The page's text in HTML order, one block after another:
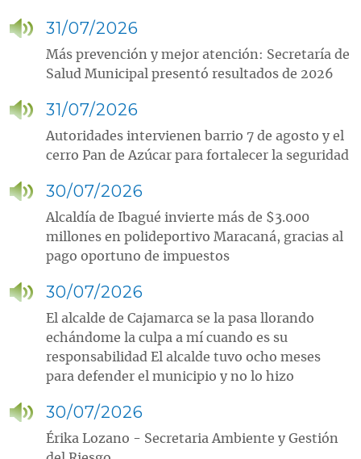
31/07/2026
Más prevención y mejor atención: Secretaría de
Salud Municipal presentó resultados de 2026
31/07/2026
Autoridades intervienen barrio 7 de agosto y el
cerro Pan de Azúcar para fortalecer la seguridad
30/07/2026
Alcaldía de Ibagué invierte más de $3.000
millones en polideportivo Maracaná, gracias al
pago oportuno de impuestos
30/07/2026
El alcalde de Cajamarca se la pasa llorando
echándome la culpa a mí cuando es su
responsabilidad El alcalde tuvo ocho meses
para defender el municipio y no lo hizo
30/07/2026
Érika Lozano - Secretaria Ambiente y Gestión